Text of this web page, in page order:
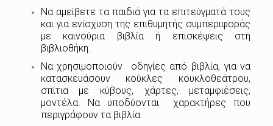
Να αμείβετε τα παιδιά για τα επιτεύγματά τους
και για ενίσχυση της επιθυμητής συμπεριφοράς
με καινούρια βιβλία ή επισκέψεις στη
βιβλιοθήκη.
Να χρησιμοποιούν οδηγίες από βιβλία, για να
κατασκευάσουν κούκλες κουκλοθεάτρου,
σπίτια με κύβους, χάρτες, μεταμφιέσεις,
μοντέλα. Να υποδύονται χαρακτήρες που
περιγράφουν τα βιβλία.